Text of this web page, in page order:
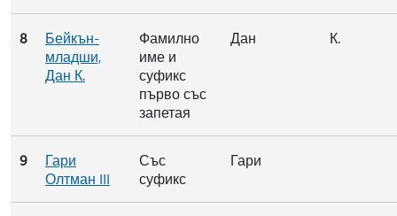
8
Бейкън-
младши,
Дан К.
Фамилно
име и
суфикс
първо със
запетая
Дан К.
9
Гари
Олтман III
Със
суфикс
Гари